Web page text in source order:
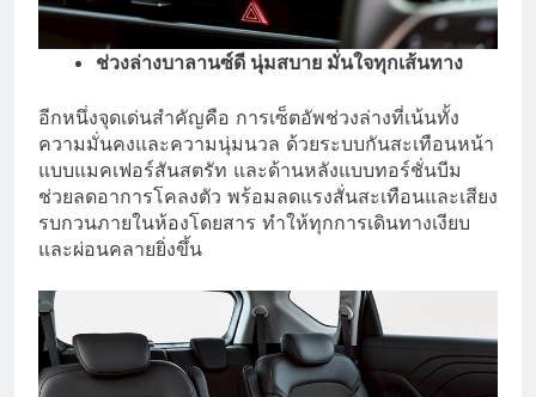
ช่วงล่างบาลานซ์ดี นุ่มสบาย มั่นใจทุกเส้นทาง
อีกหนึ่งจุดเด่นสำคัญคือ การเซ็ตอัพช่วงล่างที่เน้นทั้ง
ความมั่นคงและความนุ่มนวล ด้วยระบบกันสะเทือนหน้า
แบบแมคเฟอร์สันสตรัท และด้านหลังแบบทอร์ชั่นบีม
ช่วยลดอาการโคลงตัว พร้อมลดแรงสั่นสะเทือนและเสียง
รบกวนภายในห้องโดยสาร ทำให้ทุกการเดินทางเงียบ
และผ่อนคลายยิ่งขึ้น